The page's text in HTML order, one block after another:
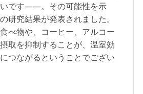
です――。その可能性を示
研究結果が発表されました。
べ物や、コーヒー、アルコー
取を抑制することが、温室効
つながるということでござい